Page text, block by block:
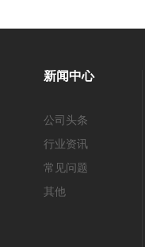
新闻中心
公司头条
行业资讯
常见问题
其他